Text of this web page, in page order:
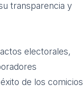
transparencia y
electorales,
de los comicios